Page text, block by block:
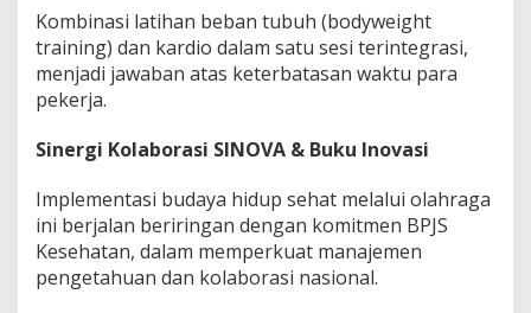
Kombinasi latihan beban tubuh (bodyweight
training) dan kardio dalam satu sesi terintegrasi,
menjadi jawaban atas keterbatasan waktu para
pekerja.
Sinergi Kolaborasi SINOVA & Buku Inovasi
Implementasi budaya hidup sehat melalui olahraga
ini berjalan beriringan dengan komitmen BPJS
Kesehatan, dalam memperkuat manajemen
pengetahuan dan kolaborasi nasional.